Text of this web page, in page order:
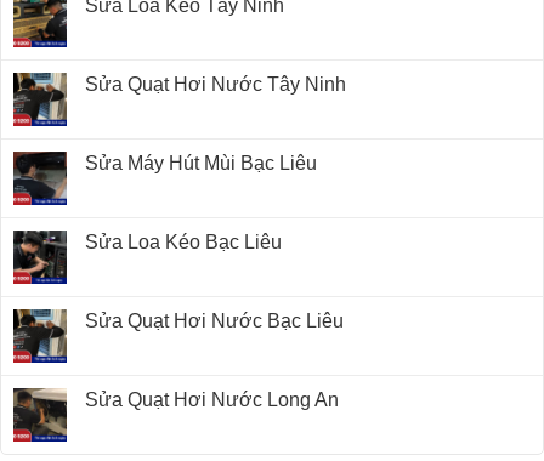
Sửa Loa Kéo Tây Ninh
Sửa Quạt Hơi Nước Tây Ninh
Sửa Máy Hút Mùi Bạc Liêu
Sửa Loa Kéo Bạc Liêu
Sửa Quạt Hơi Nước Bạc Liêu
Sửa Quạt Hơi Nước Long An